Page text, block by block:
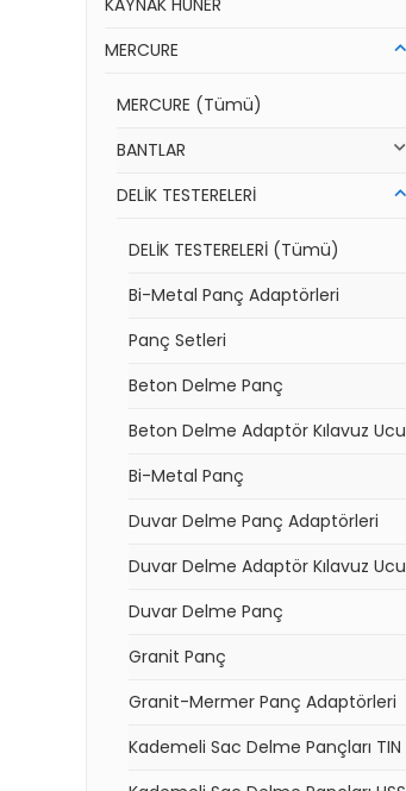
KAYNAK HÜNER
MERCURE
MERCURE (Tümü)
BANTLAR
DELİK TESTERELERİ
DELİK TESTERELERİ (Tümü)
Bi-Metal Panç Adaptörleri
Panç Setleri
Beton Delme Panç
Beton Delme Adaptör Kılavuz Ucu
Bi-Metal Panç
Duvar Delme Panç Adaptörleri
Duvar Delme Adaptör Kılavuz Ucu
Duvar Delme Panç
Granit Panç
Granit-Mermer Panç Adaptörleri
Kademeli Sac Delme Pançları TIN